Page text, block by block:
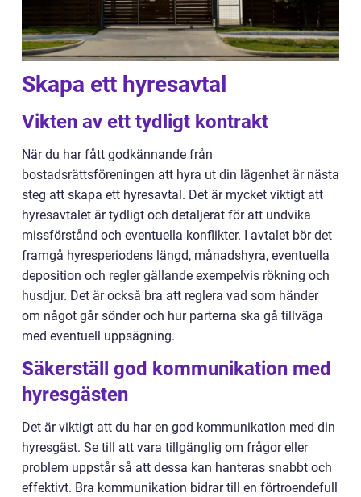
Skapa ett hyresavtal
Vikten av ett tydligt kontrakt
När du har fått godkännande från
bostadsrättsföreningen att hyra ut din lägenhet är nästa
steg att skapa ett hyresavtal. Det är mycket viktigt att
hyresavtalet är tydligt och detaljerat för att undvika
missförstånd och eventuella konflikter. I avtalet bör det
framgå hyresperiodens längd, månadshyra, eventuella
deposition och regler gällande exempelvis rökning och
husdjur. Det är också bra att reglera vad som händer
om något går sönder och hur parterna ska gå tillväga
med eventuell uppsägning.
Säkerställ god kommunikation med
hyresgästen
Det är viktigt att du har en god kommunikation med din
hyresgäst. Se till att vara tillgänglig om frågor eller
problem uppstår så att dessa kan hanteras snabbt och
effektivt. Bra kommunikation bidrar till en förtroendefull